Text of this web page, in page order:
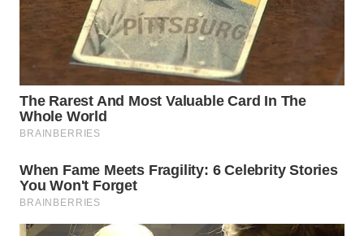
LANGKAT
TAPANULI
SELATAN
WN
LESUNG
WN
KARO